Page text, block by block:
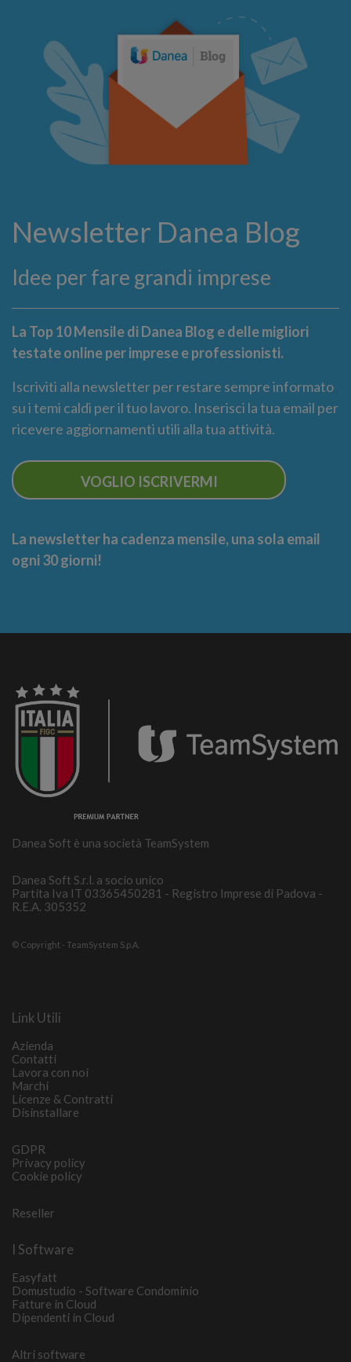
Newsletter Danea Blog
Idee per fare grandi imprese
La Top 10 Mensile di Danea Blog e delle migliori
testate online per imprese e professionisti.
Iscriviti alla newsletter per restare sempre informato
su i temi caldi per il tuo lavoro. Inserisci la tua email per
ricevere aggiornamenti utili alla tua attività.
VOGLIO ISCRIVERMI
La newsletter ha cadenza mensile, una sola email
ogni 30 giorni!
Danea Soft è una società TeamSystem
Danea Soft S.r.l. a socio unico
Partita Iva IT 03365450281 - Registro Imprese di Padova -
R.E.A. 305352
© Copyright - TeamSystem S.p.A.
Link Utili
Azienda
Contatti
Lavora con noi
Marchi
Licenze & Contratti
Disinstallare
GDPR
Privacy policy
Cookie policy
Reseller
I Software
Easyfatt
Domustudio - Software Condominio
Fatture in Cloud
Dipendenti in Cloud
Altri software